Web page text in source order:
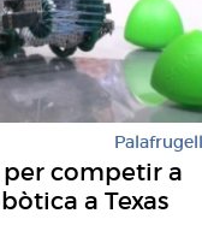
Palafrugell
competir a
a Texas